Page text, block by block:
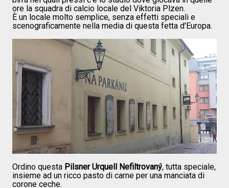
ore la squadra di calcio locale del Viktoria Plzen.
È un locale molto semplice, senza effetti speciali e
scenograficamente nella media di questa fetta d'Europa.
Ordino questa Pilsner Urquell Nefiltrovaný, tutta speciale,
insieme ad un ricco pasto di carne per una manciata di
corone ceche.